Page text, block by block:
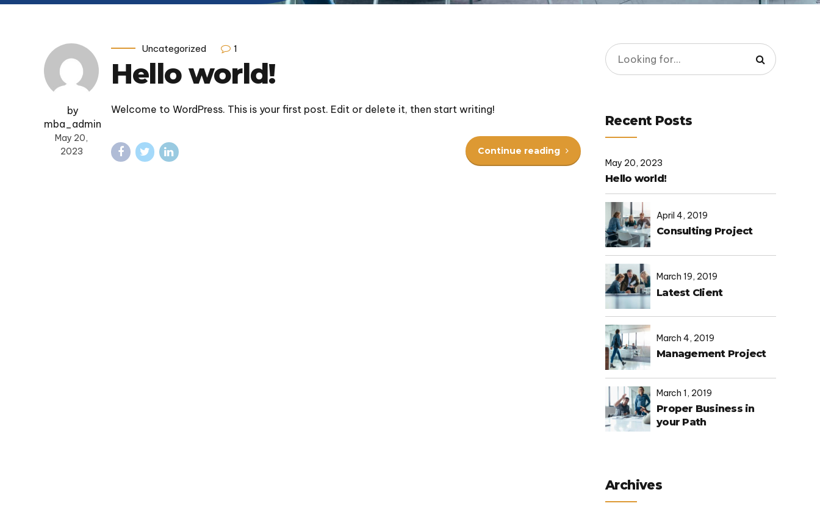
Coursework)
cung ứng (Chuyên sâu)
Thạc sĩ Tâm lý
Tiến sĩ Tâm lý
by
mba_admin
May 20,
2023
Uncategorized 1
Hello world!
Welcome to WordPress. This is your first post. Edit or delete it, then start writing!
Continue reading
Recent Posts
May 20, 2023
Hello world!
April 4, 2019
Consulting Project
March 19, 2019
Latest Client
March 4, 2019
Management Project
March 1, 2019
Proper Business in
your Path
Archives